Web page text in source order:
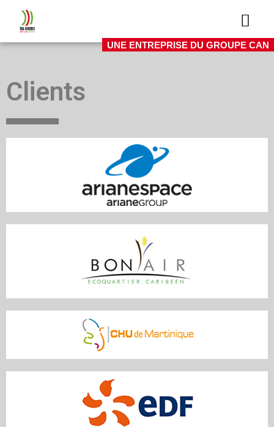
UNE ENTREPRISE DU GROUPE CAN
Clients